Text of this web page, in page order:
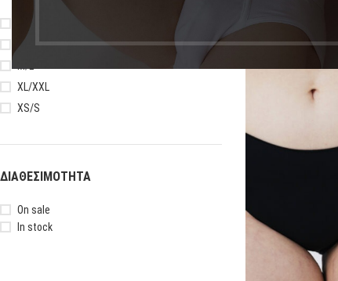
3XL/4XL
XL/XXL
XS/S
ΔΙΑΘΕΣΙΜΌΤΗΤΑ
On sale
In stock
-11%